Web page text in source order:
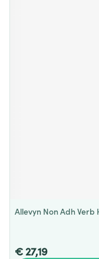
Allevyn Non Adh Verb
€ 27,19